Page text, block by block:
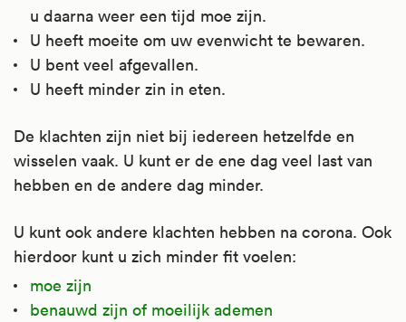
u daarna weer een tijd moe zijn.
U heeft moeite om uw evenwicht te bewaren.
U bent veel afgevallen.
U heeft minder zin in eten.
De klachten zijn niet bij iedereen hetzelfde en
wisselen vaak. U kunt er de ene dag veel last van
hebben en de andere dag minder.
U kunt ook andere klachten hebben na corona. Ook
hierdoor kunt u zich minder fit voelen:
moe zijn
benauwd zijn of moeilijk ademen